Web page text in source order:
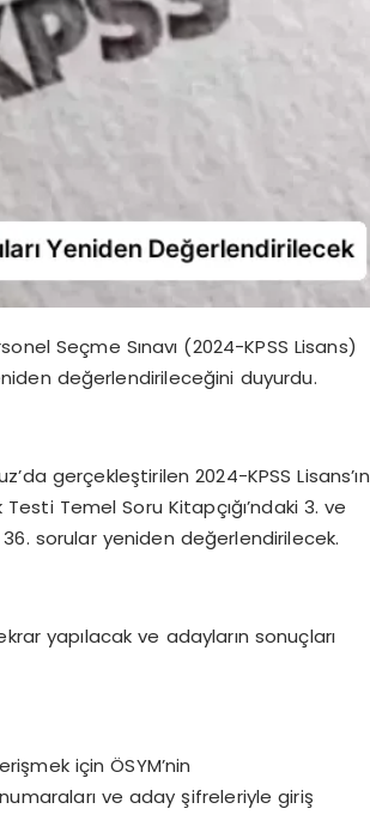
Seçme Sınavı (2024-KPSS Lisans)
değerlendirileceğini duyurdu.
gerçekleştirilen 2024-KPSS Lisans’ın
Temel Soru Kitapçığı’ndaki 3. ve
sorular yeniden değerlendirilecek.
yapılacak ve adayların sonuçları
için ÖSYM’nin
ve aday şifreleriyle giriş